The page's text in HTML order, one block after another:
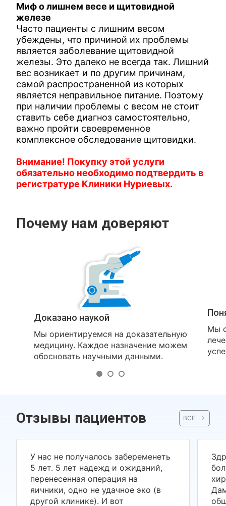
Миф о лишнем весе и щитовидной
железе
Часто пациенты с лишним весом
убеждены, что причиной их проблемы
является заболевание щитовидной
железы. Это далеко не всегда так. Лишний
вес возникает и по другим причинам,
самой распространенной из которых
является неправильное питание. Поэтому
при наличии проблемы с весом не стоит
ставить себе диагноз самостоятельно,
важно пройти своевременное
комплексное обследование щитовидки.
Внимание! Покупку этой услуги
обязательно необходимо подтвердить в
регистратуре Клиники Нуриевых.
Почему нам доверяют
Доказано наукой
Мы ориентируемся на доказательную
медицину. Каждое назначение можем
обосновать научными данными.
Мы
Отзывы пациентов ВСЕ
У нас не получалось забеременеть
5 лет. 5 лет надежд и ожиданий,
перенесенная операция на
яичники, одно не удачное эко (в
другой клинике). И вот